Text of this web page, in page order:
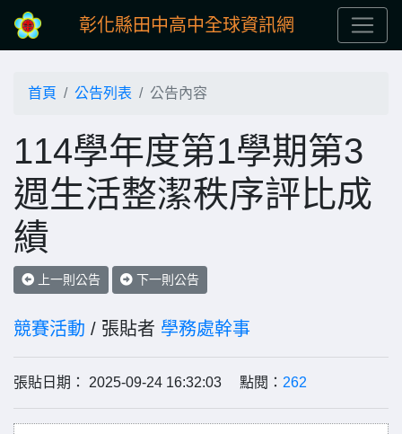
彰化縣田中高中全球資訊網
首頁 公告列表 公告內容
114學年度第1學期第3
週生活整潔秩序評比成
績
上一則公告 下一則公告
競賽活動 / 張貼者 學務處幹事
張貼日期： 2025-09-24 16:32:03 點閱： 262